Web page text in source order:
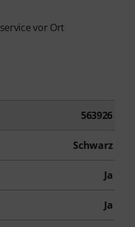
vor Ort
563926
Schwarz
Ja
Ja